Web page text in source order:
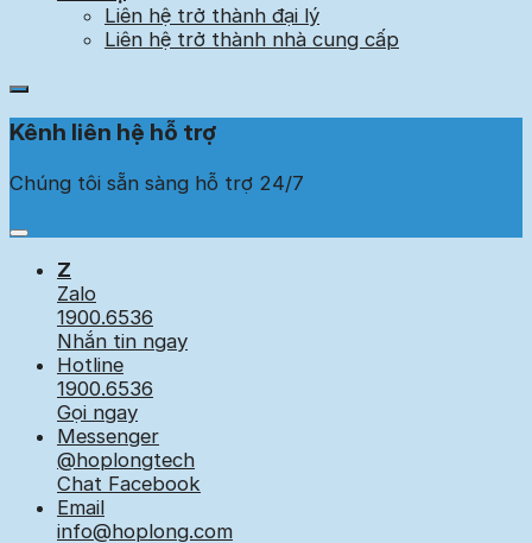
Liên hệ trở thành đại lý
Liên hệ trở thành nhà cung cấp
Open
contact
menu
Kênh liên hệ hỗ trợ
Chúng tôi sẵn sàng hỗ trợ 24/7
Z
Zalo
1900.6536
Nhắn tin ngay
Hotline
1900.6536
Gọi ngay
Messenger
@hoplongtech
Chat Facebook
Email
info@hoplong.com